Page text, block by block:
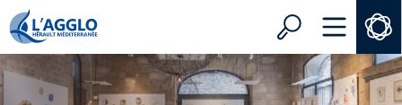
Search MENU